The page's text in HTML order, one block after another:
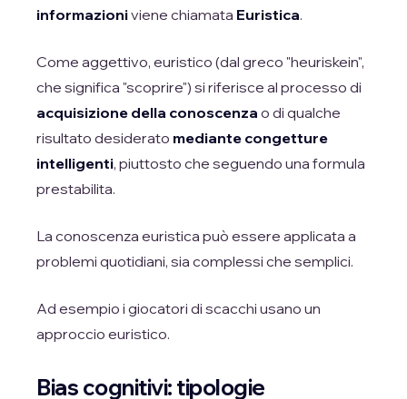
informazioniviene chiamata Euristica.
Come aggettivo, euristico (dal greco "heuriskein",
che significa "scoprire") si riferisce al processo di
acquisizione della conoscenza o di qualche
risultato desiderato mediante congetture
intelligenti, piuttosto che seguendo una formula
prestabilita.
La conoscenza euristica può essere applicata a
problemi quotidiani, sia complessi che semplici.
Ad esempio i giocatori di scacchi usano un
approccio euristico.
Bias cognitivi: tipologie